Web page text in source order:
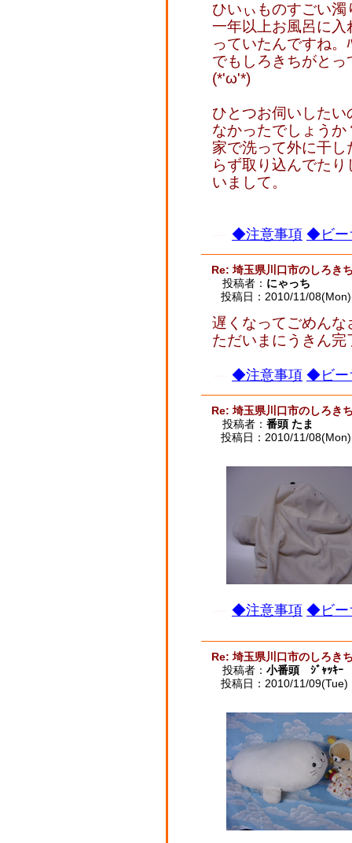
ひいぃものすごい濁
一年以上お風呂に
っていたんですね。
でもしろきちがと
(*'ω'*)
ひとつお伺いしたい
なかったでしょうか
家で洗って外に干
らず取り込んでた
いまして。
◆注意事項 ◆ビー
Re: 埼玉県川口市のしろき
投稿者： にゃっち
投稿日：2010/11/
遅くなってごめんな
ただいまにうきん完
◆注意事項 ◆ビー
Re: 埼玉県川口市のしろき
投稿者： 番頭 たま
投稿日：2010/11/
◆注意事項 ◆ビー
Re: 埼玉県川口市のしろき
投稿者： 小番頭 ｼﾞｬｯｷｰ
投稿日：2010/11/